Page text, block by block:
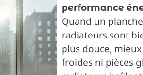
performance
Quand un
radiateurs sont
plus douce,
froides ni pièces